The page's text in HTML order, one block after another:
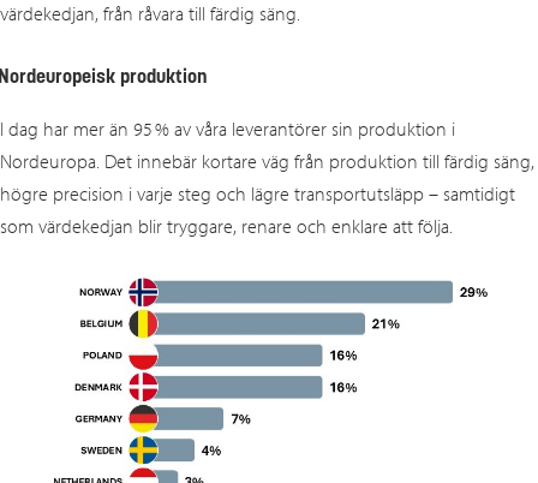
värdekedjan, från råvara till färdig säng.
produktion
I dag har mer än 95 % av våra leverantörer sin produktion i
Nordeuropa. Det innebär kortare väg från produktion till färdig säng,
högre precision i varje steg och lägre transportutsläpp – samtidigt
som värdekedjan blir tryggare, renare och enklare att följa.